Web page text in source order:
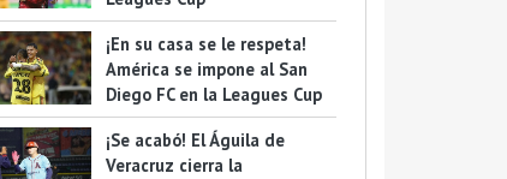
¡En su casa se le respeta!
América se impone al San
Diego FC en la Leagues Cup
¡Se acabó! El Águila de
Veracruz cierra la